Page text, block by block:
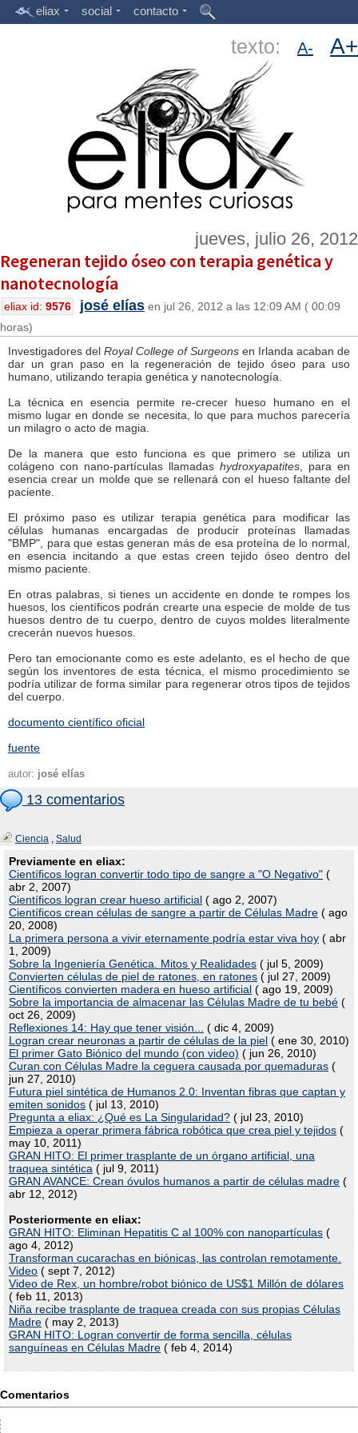
eliax social contacto
texto: A- A+
jueves, julio 26, 2012
Regeneran tejido óseo con terapia genética y
nanotecnología
eliax id: 9576 josé elías en jul 26, 2012 a las 12:09 AM ( 00:09
horas)
Investigadores del Royal College of Surgeons en Irlanda acaban de
dar un gran paso en la regeneración de tejido óseo para uso
humano, utilizando terapia genética y nanotecnología.
La técnica en esencia permite re-crecer hueso humano en el
mismo lugar en donde se necesita, lo que para muchos parecería
un milagro o acto de magia.
De la manera que esto funciona es que primero se utiliza un
colágeno con nano-partículas llamadas hydroxyapatites , para en
esencia crear un molde que se rellenará con el hueso faltante del
paciente.
El próximo paso es utilizar terapia genética para modificar las
células humanas encargadas de producir proteínas llamadas
"BMP", para que estas generan más de esa proteína de lo normal,
en esencia incitando a que estas creen tejido óseo dentro del
mismo paciente.
En otras palabras, si tienes un accidente en donde te rompes los
huesos, los científicos podrán crearte una especie de molde de tus
huesos dentro de tu cuerpo, dentro de cuyos moldes literalmente
crecerán nuevos huesos.
Pero tan emocionante como es este adelanto, es el hecho de que
según los inventores de esta técnica, el mismo procedimiento se
podría utilizar de forma similar para regenerar otros tipos de tejidos
del cuerpo.
documento científico oficial
fuente
autor: josé elías
13 comentarios
Ciencia , Salud
Previamente en eliax:
Científicos logran convertir todo tipo de sangre a "O Negativo" (
abr 2, 2007)
Científicos logran crear hueso artificial ( ago 2, 2007)
Científicos crean células de sangre a partir de Células Madre ( ago
20, 2008)
La primera persona a vivir eternamente podría estar viva hoy ( abr
1, 2009)
Sobre la Ingeniería Genética. Mitos y Realidades ( jul 5, 2009)
Convierten células de piel de ratones, en ratones ( jul 27, 2009)
Científicos convierten madera en hueso artificial ( ago 19, 2009)
Sobre la importancia de almacenar las Células Madre de tu bebé (
oct 26, 2009)
Reflexiones 14: Hay que tener visión...
( dic 4, 2009)
Logran crear neuronas a partir de células de la piel ( ene 30, 2010)
El primer Gato Biónico del mundo (con video) ( jun 26, 2010)
Curan con Células Madre la ceguera causada por quemaduras (
jun 27, 2010)
Futura piel sintética de Humanos 2.0: Inventan fibras que captan y
emiten sonidos ( jul 13, 2010)
Pregunta a eliax: ¿Qué es La Singularidad? ( jul 23, 2010)
Empieza a operar primera fábrica robótica que crea piel y tejidos (
may 10, 2011)
GRAN HITO: El primer trasplante de un órgano artificial, una
traquea sintética ( jul 9, 2011)
GRAN AVANCE: Crean óvulos humanos a partir de células madre (
abr 12, 2012)
Posteriormente en eliax:
GRAN HITO: Eliminan Hepatitis C al 100% con nanopartículas (
ago 4, 2012)
Transforman cucarachas en biónicas, las controlan remotamente.
Video ( sept 7, 2012)
Video de Rex, un hombre/robot biónico de US$1 Millón de dólares
( feb 11, 2013)
Niña recibe trasplante de traquea creada con sus propias Células
Madre ( may 2, 2013)
GRAN HITO: Logran convertir de forma sencilla, células
sanguíneas en Células Madre ( feb 4, 2014)
Comentarios